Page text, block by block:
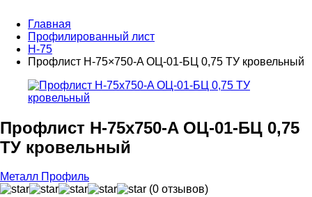
Главная
Профилированный лист
Н-75
Профлист Н-75×750-A ОЦ-01-БЦ 0,75 ТУ кровельный
Профлист Н-75x750-A ОЦ-01-БЦ 0,75
ТУ кровельный
Металл Профиль
(0 отзывов)